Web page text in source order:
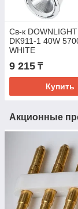
Св-к
DK911-1 40W
WHITE
9 215 ₸
Купить
Акционные